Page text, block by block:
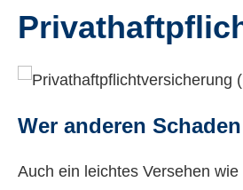
Wer anderen
Auch ein leichtes Versehen wie